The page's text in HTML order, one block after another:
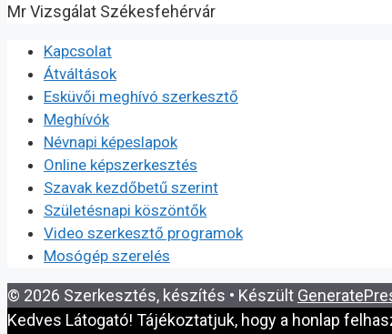
Mr Vizsgálat Székesfehérvár
Kapcsolat
Átváltások
Esküvői meghívó szerkesztő
Meghívók
Névnapi képeslapok
Online képszerkesztés
Szavak kezdőbetű szerint
Születésnapi köszöntők
Video szerkesztő programok
Mosógép szerelés
© 2026 Szerkesztés, készítés • Készült
Kedves Látogató! Tájékoztatjuk, hogy a honlap